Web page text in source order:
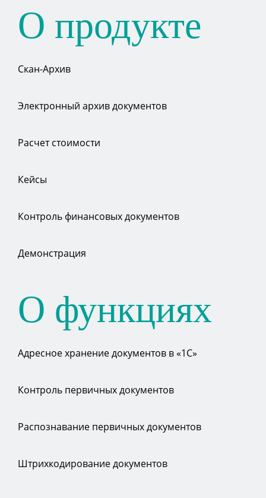
О продукте
Скан-Архив
Электронный архив документов
Расчет стоимости
Кейсы
Контроль финансовых документов
Демонстрация
О функциях
Адресное хранение документов в «1С»
Контроль первичных документов
Распознавание первичных документов
Штрихкодирование документов